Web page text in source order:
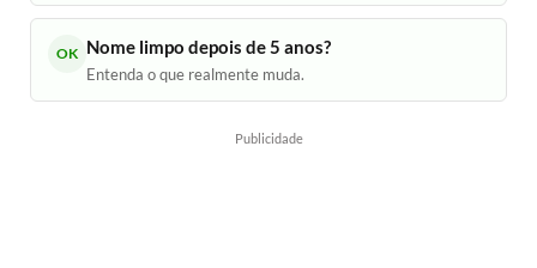
OK Nome limpo depois de 5 anos?
Entenda o que realmente muda.
Publicidade